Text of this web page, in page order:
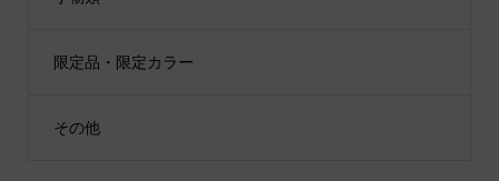
限定品・限定カラー
その他